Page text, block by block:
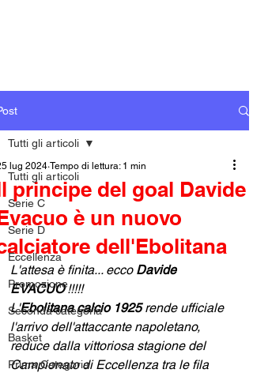
Tutti gli articoli
Serie C
Serie D
Eccellenza
Promozione
Seconda categoria
Basket
Prima Categoria
Tutti gli articoli
principe del goal Davide
è un nuovo
dell'Ebolitana
lug 2024 Tempo di lettura: 1 min
L'attesa è finita... ecco Davide
EVACUO !!!!!
L'Ebolitana calcio 1925 rende ufficiale
l'arrivo dell'attaccante napoletano,
reduce dalla vittoriosa stagione del
Campionato di Eccellenza tra le fila